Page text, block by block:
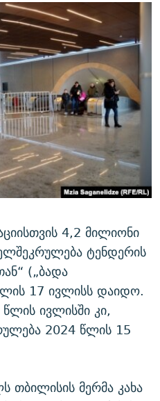
4,2 მილიონი
ტენდერის
(„ბადა
17 ივლისს დაიდო.
ივლისში კი,
2024 წლის 15
თბილისის მერმა კახა